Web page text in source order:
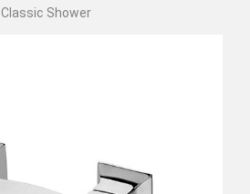
Classic Shower